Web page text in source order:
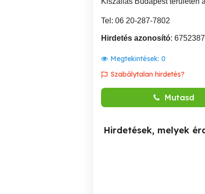
Tel: 06 20-287-7802
Hirdetés azonosító: 6752387
Megtekintések: 0
Szabálytalan hirdetés?
Mutasd
Hirdetések, melyek